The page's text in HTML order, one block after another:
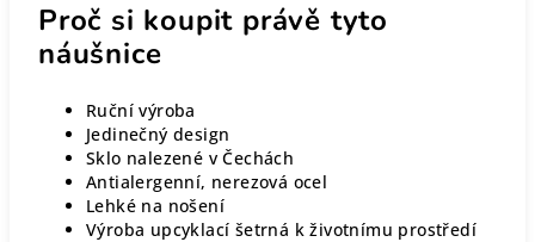
Proč si koupit právě tyto
náušnice
Ruční výroba
Jedinečný design
Sklo nalezené v Čechách
Antialergenní, nerezová ocel
Lehké na nošení
Výroba upcyklací šetrná k životnímu prostředí